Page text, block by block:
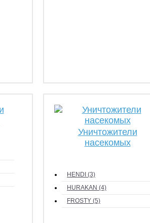
Уничтожители
насекомых
HENDI (3)
HURAKAN (4)
FROSTY (5)